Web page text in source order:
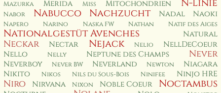
Mazurka Merida Miss Mitochondrien N-Linie
Nabor Nabucco Nachzucht Nadal Naoki
Napero Narino Naska FW Nathan Natif des Aiges
Nationalgestüt Avenches Natural
Neckar Nectar Nejack Nelio
NellDeCoeur
Nello
Nelly Neptune des Champs Never
Neverboy Never BW Neverland Newton
Niagara
Nikito
Nikos Nils du Sous-Bois Ninifee Ninjo HRE
Niro Nirvana Nixon Noble Coeur Noctambus